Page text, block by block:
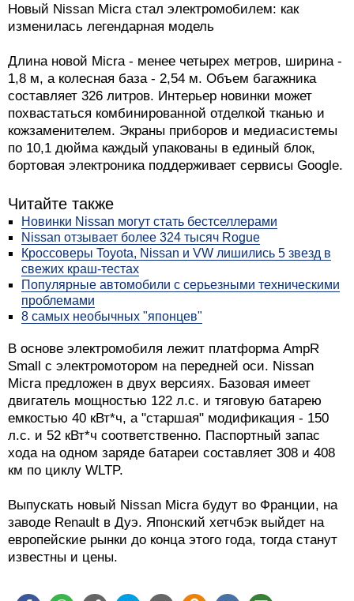
Новый Nissan Micra стал электромобилем: как
изменилась легендарная модель
Длина новой Micra - менее четырех метров, ширина -
1,8 м, а колесная база - 2,54 м. Объем багажника
составляет 326 литров. Интерьер новинки может
похвастаться комбинированной отделкой тканью и
кожзаменителем. Экраны приборов и медиасистемы
по 10,1 дюйма каждый упакованы в единый блок,
бортовая электроника поддерживает сервисы Google.
Читайте также
Новинки Nissan могут стать бестселлерами
Nissan отзывает более 324 тысяч Rogue
Кроссоверы Toyota, Nissan и VW лишились 5 звезд в
свежих краш-тестах
Популярные автомобили с серьезными техническими
проблемами
8 самых необычных "японцев"
В основе электромобиля лежит платформа AmpR
Small с электромотором на передней оси. Nissan
Micra предложен в двух версиях. Базовая имеет
двигатель мощностью 122 л.с. и тяговую батарею
емкостью 40 кВт*ч, а "старшая" модификация - 150
л.с. и 52 кВт*ч соответственно. Паспортный запас
хода на одном заряде батареи составляет 308 и 408
км по циклу WLTP.
Выпускать новый Nissan Micra будут во Франции, на
заводе Renault в Дуэ. Японский хетчбэк выйдет на
европейские рынки до конца этого года, тогда станут
известны и цены.